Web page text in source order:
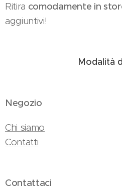
Ritira comodamente in
aggiuntivi!
Modalità
Negozio
Chi siamo
Contatti
Contattaci